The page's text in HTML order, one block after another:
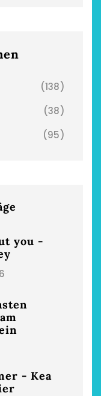
(138)
(38)
(95)
you -
- Kea